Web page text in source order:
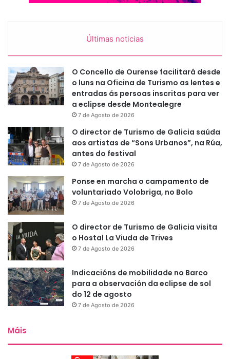
Últimas noticias
O Concello de Ourense facilitará desde
o luns na Oficina de Turismo as lentes e
entradas ás persoas inscritas para ver
a eclipse desde Montealegre
7 de Agosto de 2026
O director de Turismo de Galicia saúda
aos artistas de “Sons Urbanos”, na Rúa,
antes do festival
7 de Agosto de 2026
Ponse en marcha o campamento de
voluntariado Volobriga, no Bolo
7 de Agosto de 2026
O director de Turismo de Galicia visita
o Hostal La Viuda de Trives
7 de Agosto de 2026
Indicacións de mobilidade no Barco
para a observación da eclipse de sol
do 12 de agosto
7 de Agosto de 2026
Máis